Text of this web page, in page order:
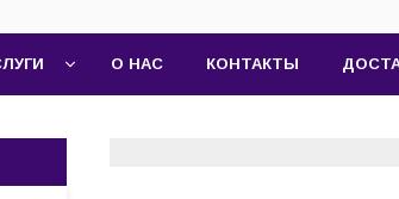
О НАС КОНТАКТЫ